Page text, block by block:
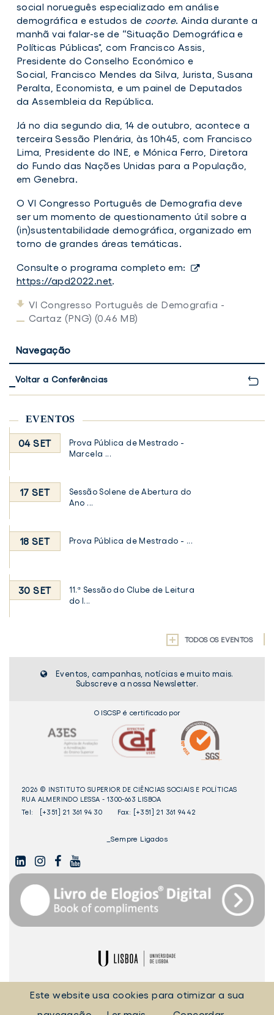
social norueguês especializado em análise
demográfica e estudos de coorte. Ainda durante a
manhã vai falar-se de “Situação Demográfica e
Políticas Públicas", com Francisco Assis,
Presidente do Conselho Económico e
Social, Francisco Mendes da Silva, Jurista, Susana
Peralta, Economista, e um painel de Deputados
da Assembleia da República.
Já no dia segundo dia, 14 de outubro, acontece a
terceira Sessão Plenária, às 10h45, com Francisco
Lima, Presidente do INE, e Mónica Ferro, Diretora
do Fundo das Nações Unidas para a População,
em Genebra.
O VI Congresso Português de Demografia deve
ser um momento de questionamento útil sobre a
(in)sustentabilidade demográfica, organizado em
torno de grandes áreas temáticas.
Consulte o programa completo em:
https://apd2022.net.
VI Congresso Português de Demografia -
Cartaz (PNG) (0.46 MB)
Navegação
Voltar a Conferências
EVENTOS
04 SET
Prova Pública de Mestrado -
Marcela ...
17 SET
Sessão Solene de Abertura do
Ano ...
18 SET Prova Pública de Mestrado - ...
30 SET
11.ª Sessão do Clube de Leitura
do I...
TODOS OS EVENTOS
Eventos, campanhas, notícias e muito mais.
Subscreve a nossa Newsletter.
O ISCSP é certificado por
2026 © INSTITUTO SUPERIOR DE CIÊNCIAS SOCIAIS E POLÍTICAS
RUA ALMERINDO LESSA - 1300-663 LISBOA
Tel:
[+351] 21 361 94 30 Fax: [+351] 21 361 94 42
_Sempre Ligados
LINKEDININSTAGAMFACEBOOK
YOUTUBE
TERMOS E CONDIÇÕES
EQUIPA TÉCNICA
Este website usa cookies para otimizar a sua